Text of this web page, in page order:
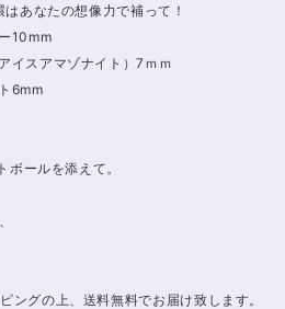
あなたの想像力で補って！
10mm
イスアマゾナイト）7ｍｍ
6mm
ールを添えて。
グの上、送料無料でお届け致します。